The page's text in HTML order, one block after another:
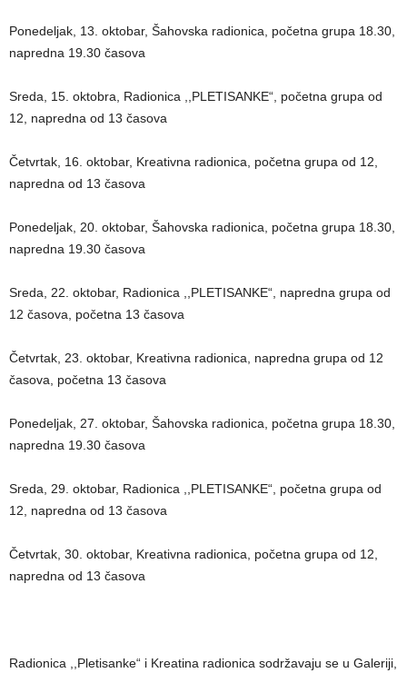
Ponedeljak, 13. oktobar, Šahovska radionica, početna grupa 18.30,
napredna 19.30 časova
Sreda, 15. oktobra, Radionica ,,PLETISANKE“, početna grupa od
12, napredna od 13 časova
Četvrtak, 16. oktobar, Kreativna radionica, početna grupa od 12,
napredna od 13 časova
Ponedeljak, 20. oktobar, Šahovska radionica, početna grupa 18.30,
napredna 19.30 časova
Sreda, 22. oktobar, Radionica ,,PLETISANKE“, napredna grupa od
12 časova, početna 13 časova
Četvrtak, 23. oktobar, Kreativna radionica, napredna grupa od 12
časova, početna 13 časova
Ponedeljak, 27. oktobar, Šahovska radionica, početna grupa 18.30,
napredna 19.30 časova
Sreda, 29. oktobar, Radionica ,,PLETISANKE“, početna grupa od
12, napredna od 13 časova
Četvrtak, 30. oktobar, Kreativna radionica, početna grupa od 12,
napredna od 13 časova
Radionica ,,Pletisanke“ i Kreatina radionica sodržavaju se u Galeriji,